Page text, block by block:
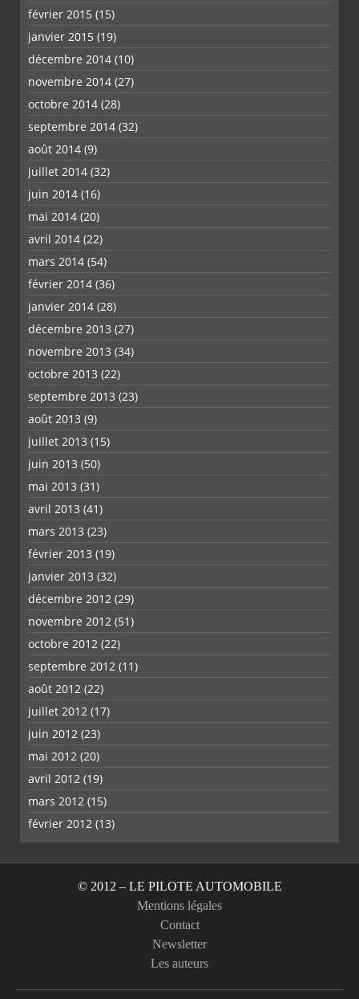
février 2015 (15)
janvier 2015 (19)
décembre 2014 (10)
novembre 2014 (27)
octobre 2014 (28)
septembre 2014 (32)
août 2014 (9)
juillet 2014 (32)
juin 2014 (16)
mai 2014 (20)
avril 2014 (22)
mars 2014 (54)
février 2014 (36)
janvier 2014 (28)
décembre 2013 (27)
novembre 2013 (34)
octobre 2013 (22)
septembre 2013 (23)
août 2013 (9)
juillet 2013 (15)
juin 2013 (50)
mai 2013 (31)
avril 2013 (41)
mars 2013 (23)
février 2013 (19)
janvier 2013 (32)
décembre 2012 (29)
novembre 2012 (51)
octobre 2012 (22)
septembre 2012 (11)
août 2012 (22)
juillet 2012 (17)
juin 2012 (23)
mai 2012 (20)
avril 2012 (19)
mars 2012 (15)
février 2012 (13)
© 2012 – LE PILOTE AUTOMOBILE
Mentions légales
Contact
Newsletter
Les auteurs